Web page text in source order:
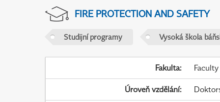
FIRE PROTECTION AND SAFETY
Studijní programy Vysoká škola
Fakulta:
Úroveň vzdělání: